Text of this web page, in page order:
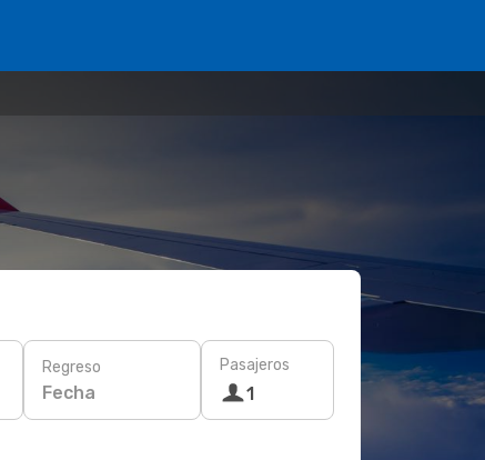
Regreso
Fecha
Pasajeros
1